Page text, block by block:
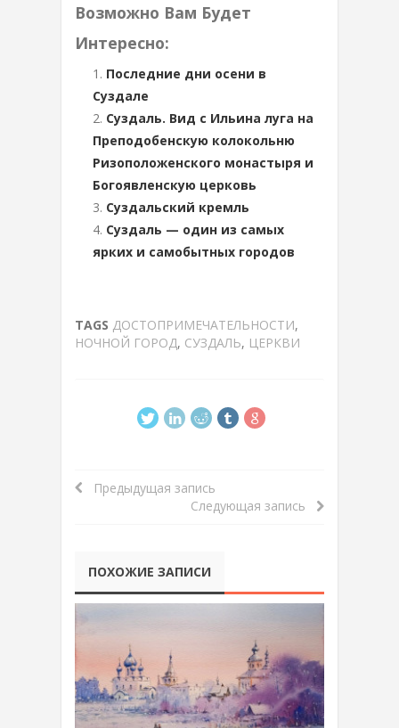
Возможно Вам Будет
Интересно:
Последние дни осени в
Суздале
Суздаль. Вид с Ильина луга на
Преподобенскую колокольню
Ризоположенского монастыря и
Богоявленскую церковь
Суздальский кремль
Суздаль — один из самых
ярких и самобытных городов
TAGS ДОСТОПРИМЕЧАТЕЛЬНОСТИ,
НОЧНОЙ ГОРОД, СУЗДАЛЬ, ЦЕРКВИ
Предыдущая запись
Следующая запись
ПОХОЖИЕ ЗАПИСИ